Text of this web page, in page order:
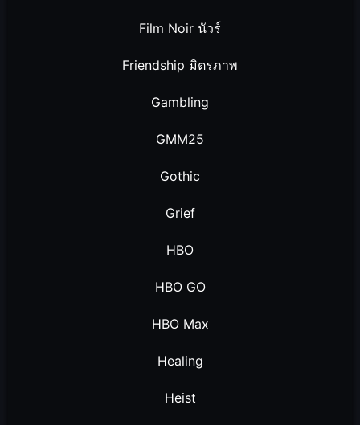
Film Noir นัวร์
Friendship มิตรภาพ
Gambling
GMM25
Gothic
Grief
HBO
HBO GO
HBO Max
Healing
Heist